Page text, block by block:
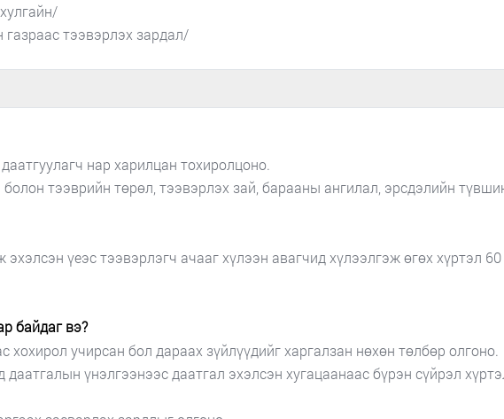
тээвэрлэх зардал/
нар харилцан тохиролцоно.
тээврийн төрөл, тээвэрлэх зай, барааны ангилал, эрсдэлийн
үеэс тээвэрлэгч ачааг хүлээн авагчид хүлээлгэж өгөх хүртэл 60
байдаг вэ?
учирсан бол дараах зүйлүүдийг харгалзан нөхөн төлбөр олгоно.
үнэлгээнээс даатгал эхэлсэн хугацаанаас бүрэн сүйрэл